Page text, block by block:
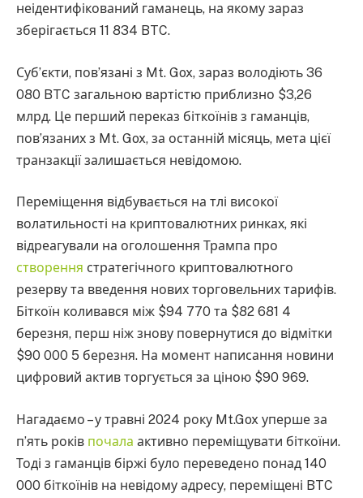
неідентифікований гаманець, на якому зараз
зберігається 11 834 BTC.
Суб’єкти, пов’язані з Mt. Gox, зараз володіють 36
080 BTC загальною вартістю приблизно $3,26
млрд. Це перший переказ біткоїнів з гаманців,
пов’язаних з Mt. Gox, за останній місяць, мета цієї
транзакції залишається невідомою.
Переміщення відбувається на тлі високої
волатильності на криптовалютних ринках, які
відреагували на оголошення Трампа про
створення стратегічного криптовалютного
резерву та введення нових торговельних тарифів.
Біткоїн коливався між $94 770 та $82 681 4
березня, перш ніж знову повернутися до відмітки
$90 000 5 березня. На момент написання новини
цифровий актив торгується за ціною $90 969.
Нагадаємо – у травні 2024 року Mt.Gox уперше за
п’ять років почала активно переміщувати біткоїни.
Тоді з гаманців біржі було переведено понад 140
000 біткоїнів на невідому адресу, переміщені BTC